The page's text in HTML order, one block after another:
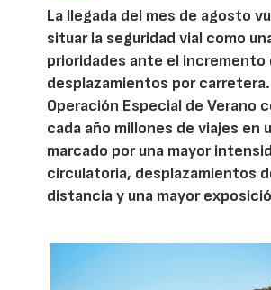
La llegada del mes de agosto
situar la seguridad vial como
prioridades ante el incremento
desplazamientos por
Operación Especial de Verano
cada año millones de viajes en
marcado por una mayor
circulatoria, desplazamientos
distancia y una mayor